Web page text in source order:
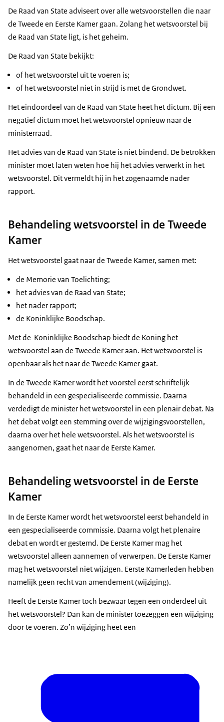
De Raad van State adviseert over alle wetsvoorstellen die naar
de Tweede en Eerste Kamer gaan. Zolang het wetsvoorstel bij
de Raad van State ligt, is het geheim.
De Raad van State bekijkt:
of het wetsvoorstel uit te voeren is;
of het wetsvoorstel niet in strijd is met de Grondwet.
Het eindoordeel van de Raad van State heet het dictum. Bij een
negatief dictum moet het wetsvoorstel opnieuw naar de
ministerraad.
Het advies van de Raad van State is niet bindend. De betrokken
minister moet laten weten hoe hij het advies verwerkt in het
wetsvoorstel. Dit vermeldt hij in het zogenaamde nader
rapport.
Behandeling wetsvoorstel in de Tweede
Kamer
Het wetsvoorstel gaat naar de Tweede Kamer, samen met:
de Memorie van Toelichting;
het advies van de Raad van State;
het nader rapport;
de Koninklijke Boodschap.
Met de Koninklijke Boodschap biedt de Koning het
wetsvoorstel aan de Tweede Kamer aan. Het wetsvoorstel is
openbaar als het naar de Tweede Kamer gaat.
In de Tweede Kamer wordt het voorstel eerst schriftelijk
behandeld in een gespecialiseerde commissie. Daarna
verdedigt de minister het wetsvoorstel in een plenair debat. Na
het debat volgt een stemming over de wijzigingsvoorstellen,
daarna over het hele wetsvoorstel. Als het wetsvoorstel is
aangenomen, gaat het naar de Eerste Kamer.
Behandeling wetsvoorstel in de Eerste
Kamer
In de Eerste Kamer wordt het wetsvoorstel eerst behandeld in
een gespecialiseerde commissie. Daarna volgt het plenaire
debat en wordt er gestemd. De Eerste Kamer mag het
wetsvoorstel alleen aannemen of verwerpen. De Eerste Kamer
mag het wetsvoorstel niet wijzigen. Eerste Kamerleden hebben
namelijk geen recht van amendement (wijziging).
Heeft de Eerste Kamer toch bezwaar tegen een onderdeel uit
het wetsvoorstel? Dan kan de minister toezeggen een wijziging
door te voeren. Zo’n wijziging heet een